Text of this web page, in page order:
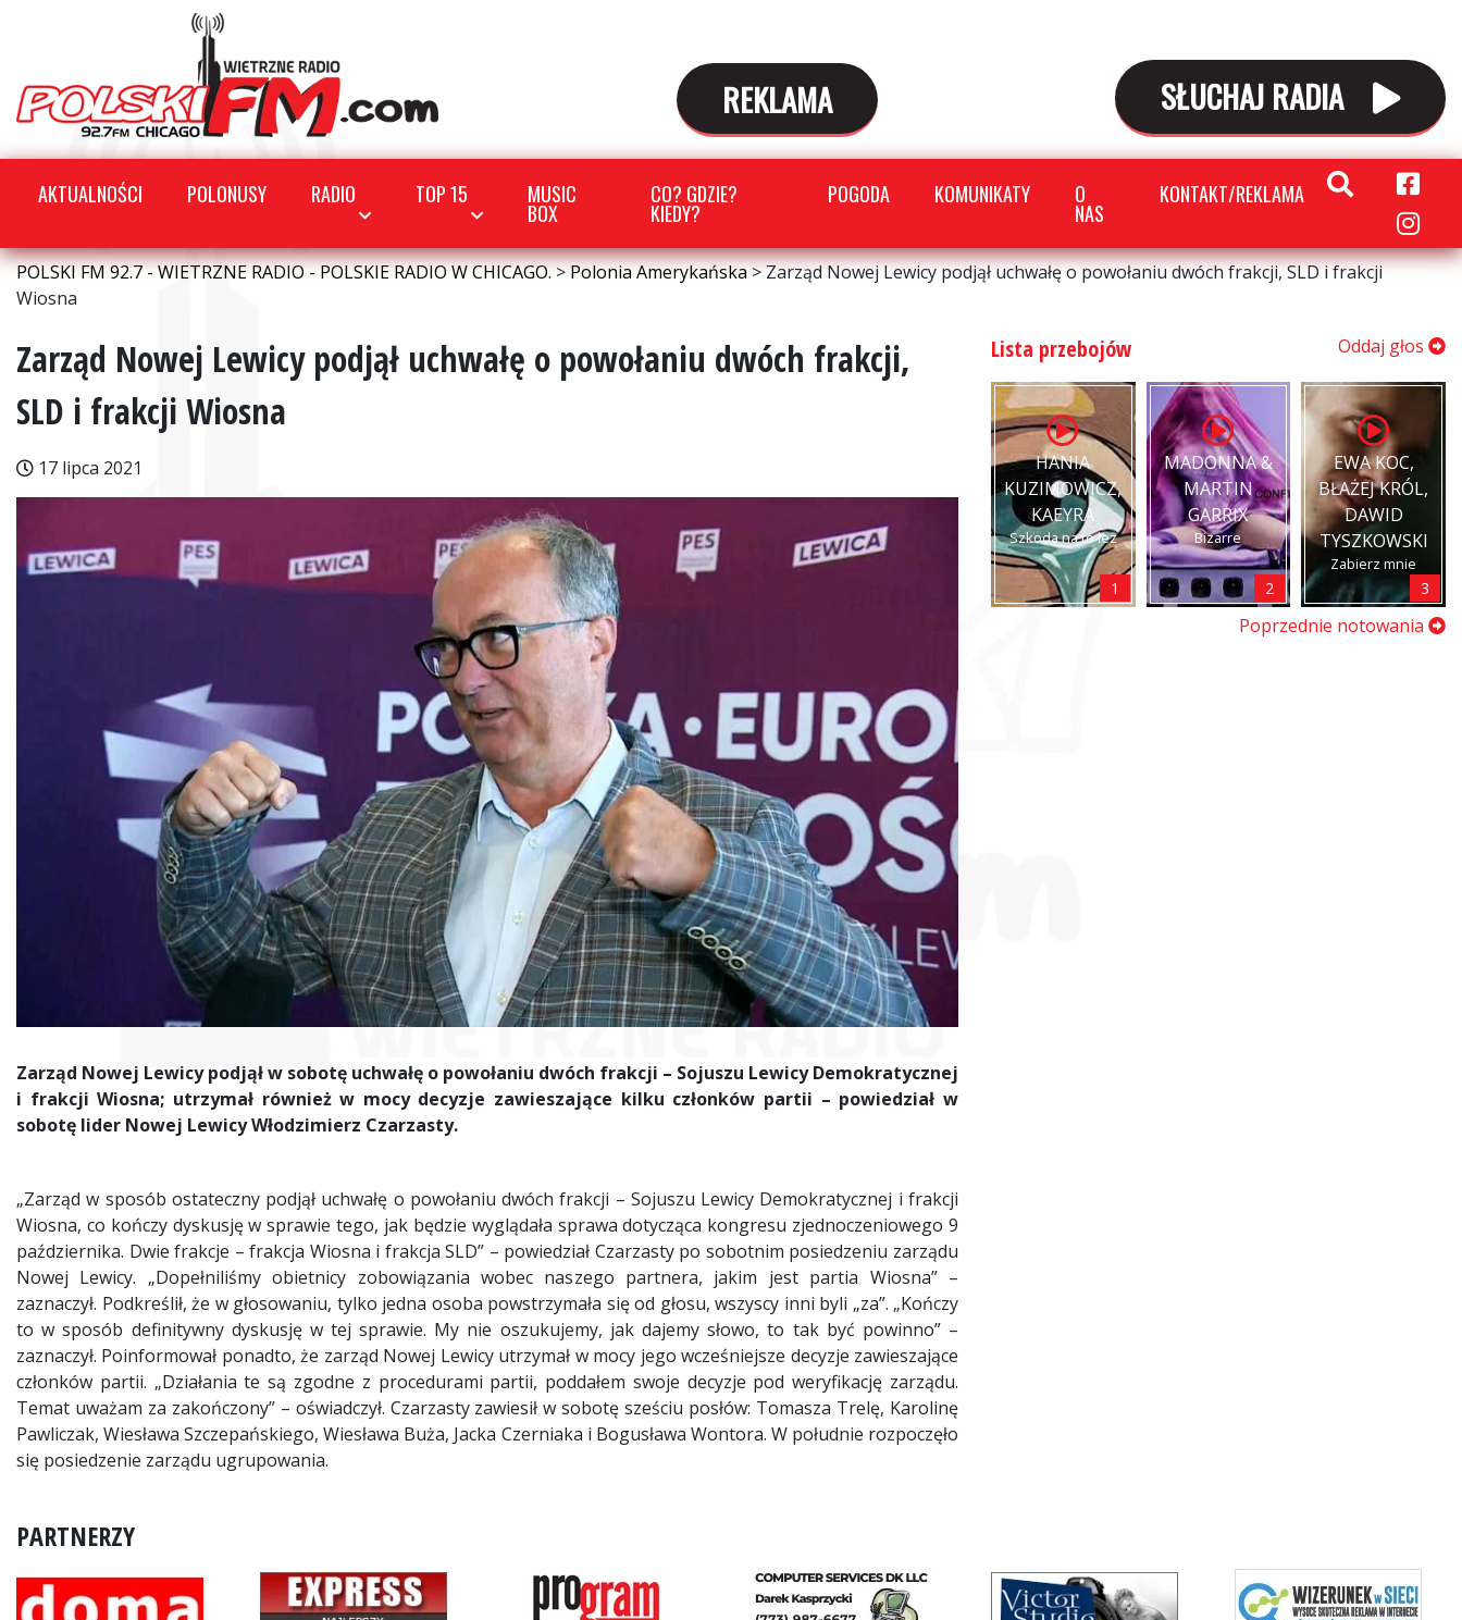
REKLAMA SŁUCHAJ RADIA
AKTUALNOŚCI POLONUSY RADIO TOP 15 MUSIC
BOX
CO? GDZIE?
KIEDY?
POGODA KOMUNIKATY O
NAS
KONTAKT/REKLAMA
POLSKI FM 92.7 - WIETRZNE RADIO - POLSKIE RADIO W CHICAGO.>Polonia Amerykańska>Zarząd Nowej Lewicy podjął uchwałę o powołaniu dwóch frakcji, SLD i frakcji
Wiosna
Zarząd Nowej Lewicy podjął uchwałę o powołaniu dwóch frakcji,
SLD i frakcji Wiosna
17 lipca 2021
Zarząd Nowej Lewicy podjął w sobotę uchwałę o powołaniu dwóch frakcji – Sojuszu Lewicy Demokratycznej
i frakcji Wiosna; utrzymał również w mocy decyzje zawieszające kilku członków partii – powiedział w
sobotę lider Nowej Lewicy Włodzimierz Czarzasty.
„Zarząd w sposób ostateczny podjął uchwałę o powołaniu dwóch frakcji – Sojuszu Lewicy Demokratycznej i frakcji
Wiosna, co kończy dyskusję w sprawie tego, jak będzie wyglądała sprawa dotycząca kongresu zjednoczeniowego 9
października. Dwie frakcje – frakcja Wiosna i frakcja SLD” – powiedział Czarzasty po sobotnim posiedzeniu zarządu
Nowej Lewicy. „Dopełniliśmy obietnicy zobowiązania wobec naszego partnera, jakim jest partia Wiosna” –
zaznaczył. Podkreślił, że w głosowaniu, tylko jedna osoba powstrzymała się od głosu, wszyscy inni byli „za”. „Kończy
to w sposób definitywny dyskusję w tej sprawie. My nie oszukujemy, jak dajemy słowo, to tak być powinno” –
zaznaczył. Poinformował ponadto, że zarząd Nowej Lewicy utrzymał w mocy jego wcześniejsze decyzje zawieszające
członków partii. „Działania te są zgodne z procedurami partii, poddałem swoje decyzje pod weryfikację zarządu.
Temat uważam za zakończony” – oświadczył. Czarzasty zawiesił w sobotę sześciu posłów: Tomasza Trelę, Karolinę
Pawliczak, Wiesława Szczepańskiego, Wiesława Buża, Jacka Czerniaka i Bogusława Wontora. W południe rozpoczęło
się posiedzenie zarządu ugrupowania.
Lista przebojów Oddaj głos
HANIA
KUZIMOWICZ,
KAEYRA
Szkoda na to łez
1
MADONNA &
MARTIN
GARRIX
Bizarre
2
EWA KOC,
BŁAŻEJ KRÓL,
DAWID
TYSZKOWSKI
Zabierz mnie
3
Poprzednie notowania
PARTNERZY